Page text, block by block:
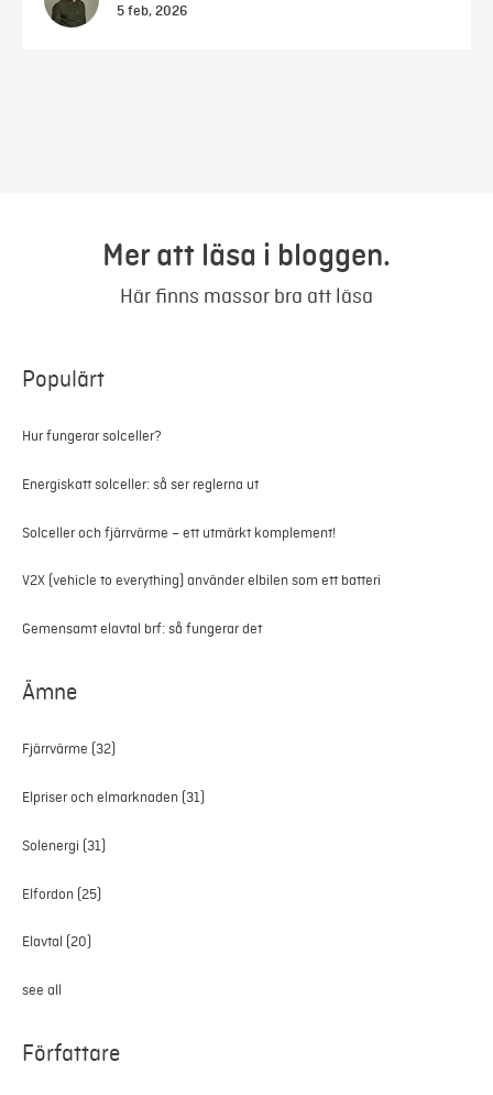
5 feb, 2026
Mer att läsa i bloggen.
Här finns massor bra att läsa
Populärt
Hur fungerar solceller?
Energiskatt solceller: så ser reglerna ut
Solceller och fjärrvärme – ett utmärkt komplement!
V2X (vehicle to everything) använder elbilen som ett batteri
Gemensamt elavtal brf: så fungerar det
Ämne
Fjärrvärme (32)
Elpriser och elmarknaden (31)
Solenergi (31)
Elfordon (25)
Elavtal (20)
see all
Författare